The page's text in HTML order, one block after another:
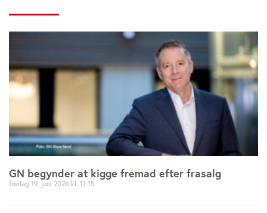
GN begynder at kigge fremad efter frasalg
fredag 19. juni 2026 11:15